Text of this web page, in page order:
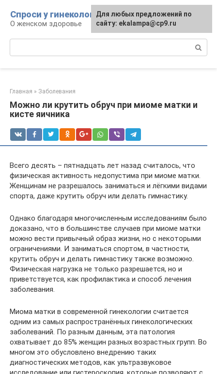
контенту
Спроси у гинеколога
О женском здоровье
Главная » Заболевания
Можно ли крутить обруч при миоме матки и
кисте яичника
Всего десять – пятнадцать лет назад считалось, что
физическая активность недопустима при миоме матки.
Женщинам не разрешалось заниматься и лёгкими видами
спорта, даже крутить обруч или делать гимнастику.
Однако благодаря многочисленным исследованиям было
доказано, что в большинстве случаев при миоме матки
можно вести привычный образ жизни, но с некоторыми
ограничениями. И заниматься спортом, в частности,
крутить обруч и делать гимнастику также возможно.
Физическая нагрузка не только разрешается, но и
приветствуется, как профилактика и способ лечения
заболевания.
Миома матки в современной гинекологии считается
одним из самых распространённых гинекологических
заболеваний. По разным данным, эта патология
охватывает до 85% женщин разных возрастных групп. Во
многом это обусловлено внедрению таких
диагностических методов, как ультразвуковое
Для любых предложений по
сайту: ekalampa@cp9.ru